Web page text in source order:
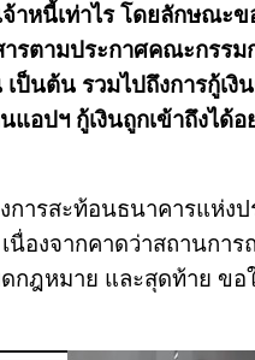
าหนี้เท่าไร โดยลักษณะ
ารตามประกาศคณะกรร
นต้น รวมไปถึงการกู้เงิ
ปฯ กู้เงินถูกเข้าถึงได้อ
รสะท้อนธนาคารแห่งป
นื่องจากคาดว่าสถานกา
กฎหมาย และสุดท้าย ข